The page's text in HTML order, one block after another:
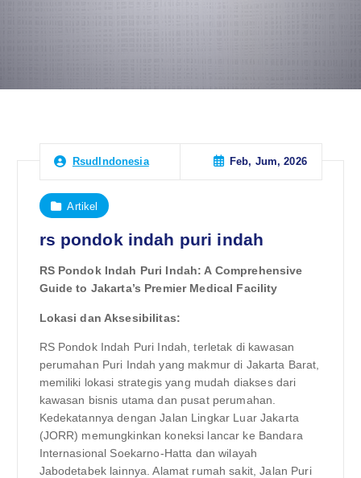
RsudIndonesia Feb, Jum, 2026
Artikel
rs pondok indah puri indah
RS Pondok Indah Puri Indah: A Comprehensive
Guide to Jakarta’s Premier Medical Facility
Lokasi dan Aksesibilitas:
RS Pondok Indah Puri Indah, terletak di kawasan
perumahan Puri Indah yang makmur di Jakarta Barat,
memiliki lokasi strategis yang mudah diakses dari
kawasan bisnis utama dan pusat perumahan.
Kedekatannya dengan Jalan Lingkar Luar Jakarta
(JORR) memungkinkan koneksi lancar ke Bandara
Internasional Soekarno-Hatta dan wilayah
Jabodetabek lainnya. Alamat rumah sakit, Jalan Puri